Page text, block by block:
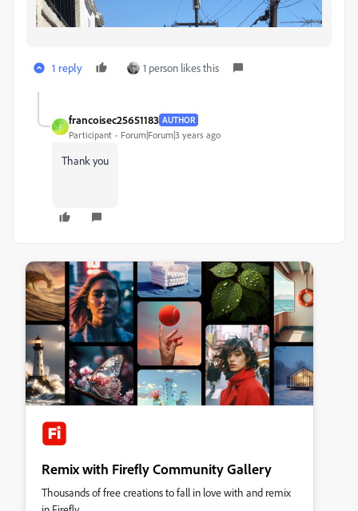
1 reply 1 person likes this
F
francoisec25651183 AUTHOR
Participant Forum|Forum|3 years ago
Thank you
Remix with Firefly Community Gallery
Thousands of free creations to fall in love with and remix